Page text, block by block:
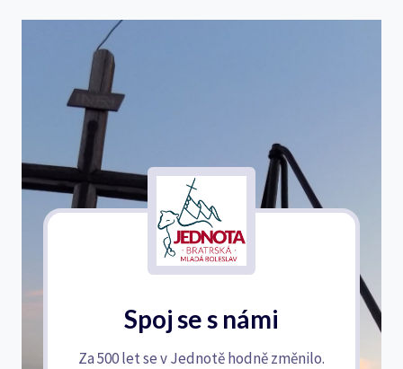
Spoj se s námi
Za 500 let se v Jednotě hodně změnilo.